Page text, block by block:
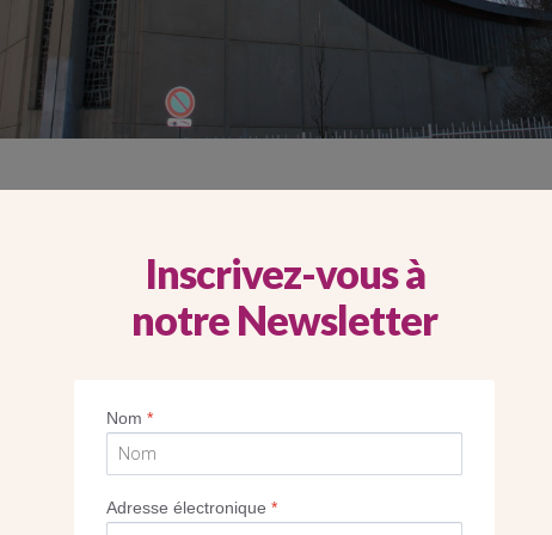
NANTERRE
Inscrivez-vous à
notre Newsletter
Nom*
Adresse électronique*